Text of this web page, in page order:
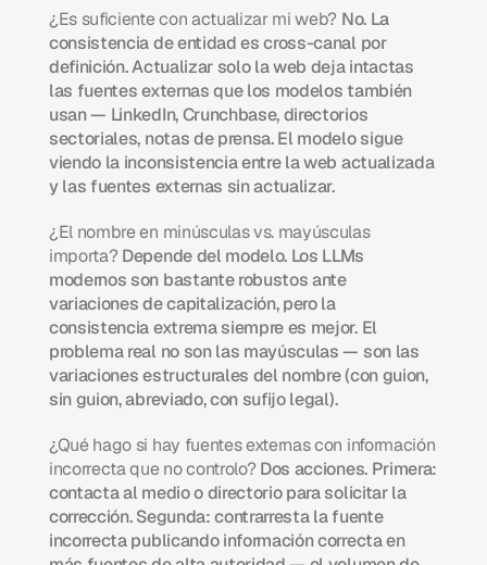
¿Es suficiente con actualizar mi web? No. La
consistencia de entidad es cross-canal por
definición. Actualizar solo la web deja intactas
las fuentes externas que los modelos también
usan — LinkedIn, Crunchbase, directorios
sectoriales, notas de prensa. El modelo sigue
viendo la inconsistencia entre la web actualizada
y las fuentes externas sin actualizar.
¿El nombre en minúsculas vs. mayúsculas
importa? Depende del modelo. Los LLMs
modernos son bastante robustos ante
variaciones de capitalización, pero la
consistencia extrema siempre es mejor. El
problema real no son las mayúsculas — son las
variaciones estructurales del nombre (con guion,
sin guion, abreviado, con sufijo legal).
¿Qué hago si hay fuentes externas con información
incorrecta que no controlo? Dos acciones. Primera:
contacta al medio o directorio para solicitar la
corrección. Segunda: contrarresta la fuente
incorrecta publicando información correcta en